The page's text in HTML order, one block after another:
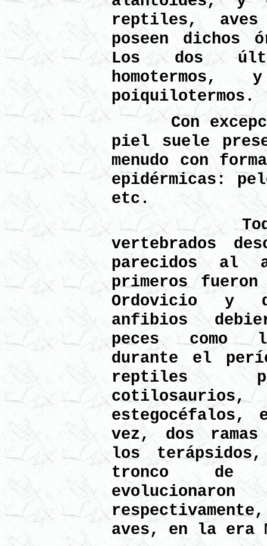
reptiles,
poseen dichos
Los dos
poiquilotermos.
Con
piel suele
menudo con
epidérmicas:
etc.
Todo
vertebrados
parecidos al
primeros
Ordovicio y
anfibios
peces como
durante el
reptiles
estegocéfalos,
vez, dos
los
tronco de
aves, en la era